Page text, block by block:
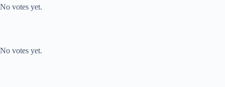
No votes yet.
No votes yet.